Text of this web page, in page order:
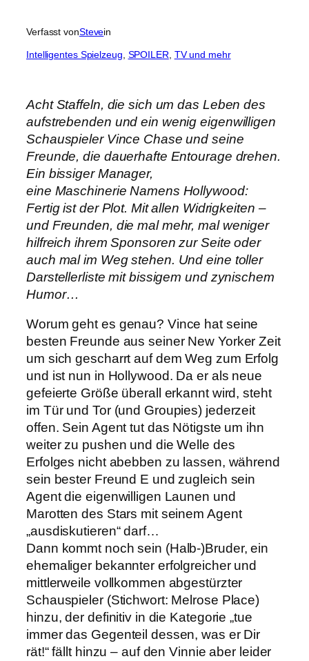
Verfasst vonStevein
Intelligentes Spielzeug SPOILER TV und mehr
Acht Staffeln, die sich um das Leben des
aufstrebenden und ein wenig eigenwilligen
Schauspieler Vince Chase und seine
Freunde, die dauerhafte Entourage drehen.
Ein bissiger Manager,
eine Maschinerie Namens Hollywood:
Fertig ist der Plot. Mit allen Widrigkeiten –
und Freunden, die mal mehr, mal weniger
hilfreich ihrem Sponsoren zur Seite oder
auch mal im Weg stehen. Und eine toller
Darstellerliste mit bissigem und zynischem
Humor…
Worum geht es genau? Vince hat seine
besten Freunde aus seiner New Yorker Zeit
um sich gescharrt auf dem Weg zum Erfolg
und ist nun in Hollywood. Da er als neue
gefeierte Größe überall erkannt wird, steht
im Tür und Tor (und Groupies) jederzeit
offen. Sein Agent tut das Nötigste um ihn
weiter zu pushen und die Welle des
Erfolges nicht abebben zu lassen, während
sein bester Freund E und zugleich sein
Agent die eigenwilligen Launen und
Marotten des Stars mit seinem Agent
„ausdiskutieren“ darf…
Dann kommt noch sein (Halb-)Bruder, ein
ehemaliger bekannter erfolgreicher und
mittlerweile vollkommen abgestürzter
Schauspieler (Stichwort: Melrose Place)
hinzu, der definitiv in die Kategorie „tue
immer das Gegenteil dessen, was er Dir
rät!“ fällt hinzu – auf den Vinnie aber leider